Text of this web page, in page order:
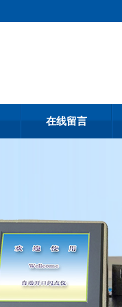
在线留言